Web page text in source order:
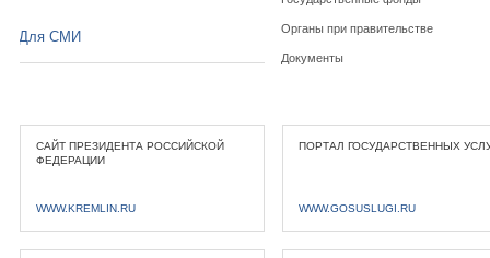
Органы при правительстве
Документы
Для СМИ
САЙТ ПРЕЗИДЕНТА РОССИЙСКОЙ
ФЕДЕРАЦИИ
WWW.KREMLIN.RU
ПОРТАЛ ГОСУДАРСТВЕННЫХ
WWW.GOSUSLUGI.RU